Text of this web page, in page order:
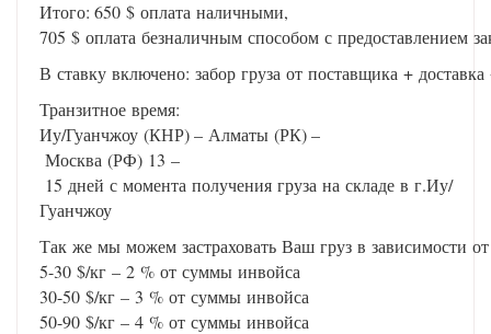
Итого: 650 $ оплата наличными,
705 $ оплата безналичным способом с предоставлением
В ставку включено: забор груза от поставщика +
Транзитное время:
Иу/Гуанчжоу (КНР) – Алматы (РК) –
Москва (РФ) 13 –
15 дней с момента получения груза на складе в г.Иу/
Гуанчжоу
Так же мы можем застраховать Ваш груз в зависимости
5-30 $/кг – 2 % от суммы инвойса
30-50 $/кг – 3 % от суммы инвойса
50-90 $/кг – 4 % от суммы инвойса